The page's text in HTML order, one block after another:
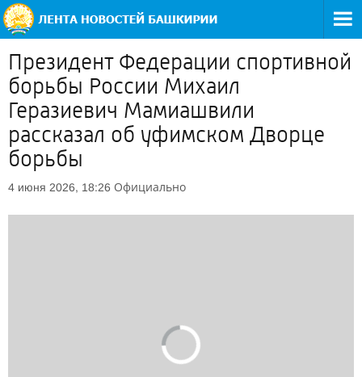
Президент Федерации спортивной
борьбы России Михаил
Геразиевич Мамиашвили
рассказал об уфимском Дворце
борьбы
4 июня 2026, 18:26 Официально